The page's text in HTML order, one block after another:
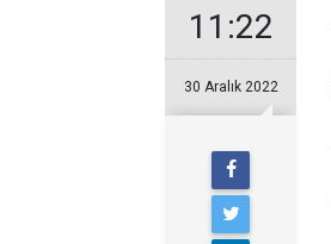
11:22
30 Aralık 2022